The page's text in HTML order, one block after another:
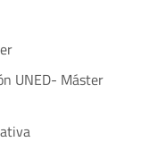
UNED- Máster